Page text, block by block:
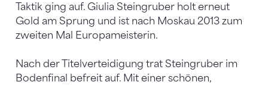
Taktik ging auf. Giulia Steingruber holt erneut
Gold am Sprung und ist nach Moskau 2013 zum
zweiten Mal Europameisterin.
Nach der Titelverteidigung trat Steingruber im
Bodenfinal befreit auf. Mit einer schönen,